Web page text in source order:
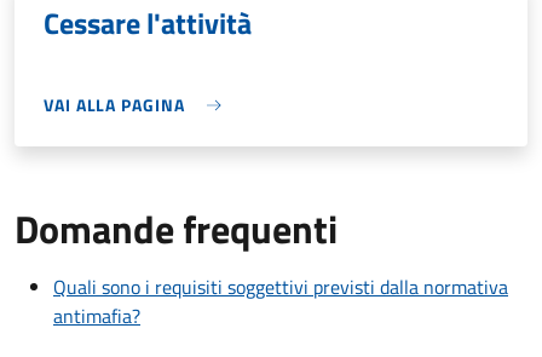
Cessare l'attività
VAI ALLA PAGINA
Domande frequenti
Quali sono i requisiti soggettivi previsti dalla normativa
antimafia?